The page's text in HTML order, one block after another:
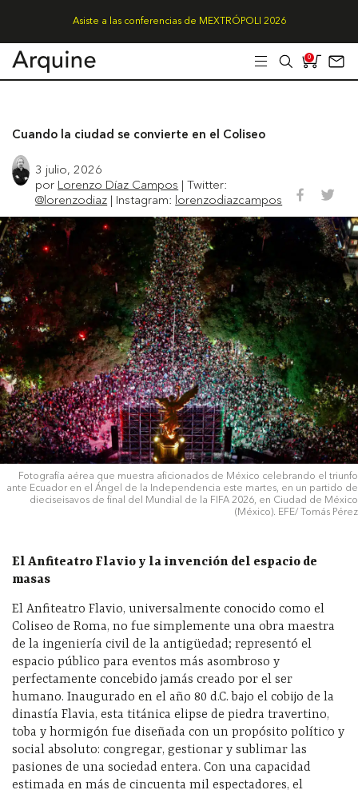
Asiste a las conferencias de MEXTRÓPOLI 2026
0
Cuando la ciudad se convierte en el Coliseo
3 julio, 2026
por Lorenzo Díaz Campos | Twitter:
@lorenzodiaz | Instagram: lorenzodiazcampos
Fotografía aérea que muestra aficionados de México celebrando el triunfo
ante Ecuador en el Ángel de la Independencia este martes, en un partido de
dieciseisavos de final del Mundial de la FIFA 2026, en Ciudad de México
(México). EFE/ Tomás Pérez
El Anfiteatro Flavio y la invención del espacio de
masas
El Anfiteatro Flavio, universalmente conocido como el
Coliseo de Roma, no fue simplemente una obra maestra
de la ingeniería civil de la antigüedad; representó el
espacio público para eventos más asombroso y
perfectamente concebido jamás creado por el ser
humano. Inaugurado en el año 80 d.C. bajo el cobijo de la
dinastía Flavia, esta titánica elipse de piedra travertino,
toba y hormigón fue diseñada con un propósito político y
social absoluto: congregar, gestionar y sublimar las
pasiones de una sociedad entera. Con una capacidad
estimada en más de cincuenta mil espectadores, el